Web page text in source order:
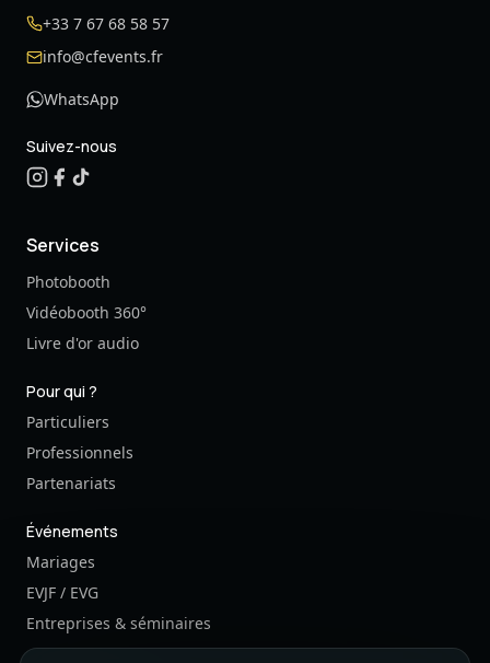
+33 7 67 68 58 57
info@cfevents.fr
WhatsApp
Suivez-nous
Services
Photobooth
Vidéobooth 360°
Livre d'or audio
Pour qui ?
Particuliers
Professionnels
Partenariats
Événements
Mariages
EVJF / EVG
Entreprises & séminaires